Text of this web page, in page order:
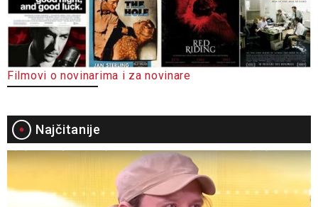
Filmovi o novinarima i za novinare
Najčitanije